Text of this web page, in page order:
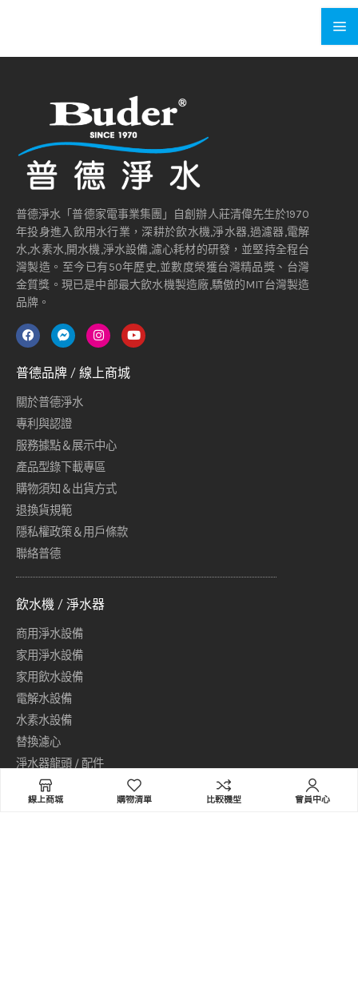
普德淨水「普德家電事業集團」自創辦人莊清偉先生於1970
年投身進入飲用水行業，深耕於飲水機,淨水器,過濾器,電解
水,水素水,開水機,淨水設備,濾心耗材的研發，並堅持全程台
灣製造。至今已有50年歷史,並數度榮獲台灣精品獎、台灣
金質獎。現已是中部最大飲水機製造廠,驕傲的MIT台灣製造
品牌。
普德品牌 / 線上商城
關於普德淨水
專利與認證
服務據點＆展示中心
產品型錄下載專區
購物須知＆出貨方式
退換貨規範
隱私權政策＆用戶條款
聯絡普德
飲水機 / 淨水器
商用淨水設備
家用淨水設備
家用飲水設備
電解水設備
水素水設備
替換濾心
淨水器龍頭 / 配件
居家保健用品
產品中心
線上商城 購物清單 比較機型 會員中心